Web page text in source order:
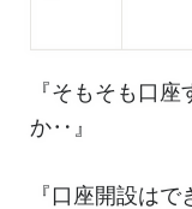
『そもそも口
か‥』
『口座開設は